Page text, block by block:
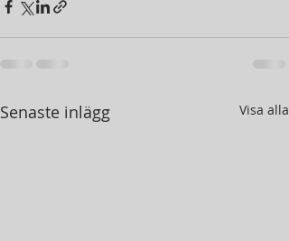
Senaste inlägg Visa alla